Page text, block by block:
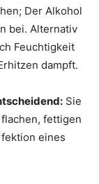
Der Alkohol
bei. Alternativ
Feuchtigkeit
dampft.
Sie
fettigen
eines